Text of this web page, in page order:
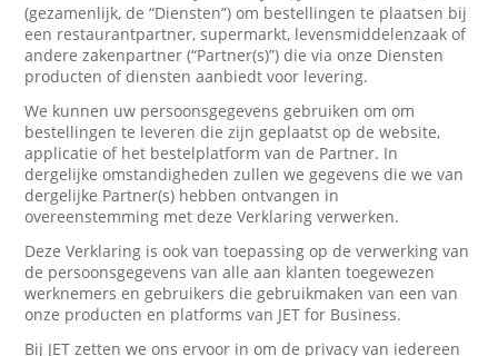
(gezamenlijk, de “Diensten”) om bestellingen te plaatsen bij
een restaurantpartner, supermarkt, levensmiddelenzaak of
andere zakenpartner (“Partner(s)”) die via onze Diensten
producten of diensten aanbiedt voor levering.
We kunnen uw persoonsgegevens gebruiken om om
bestellingen te leveren die zijn geplaatst op de website,
applicatie of het bestelplatform van de Partner. In
dergelijke omstandigheden zullen we gegevens die we van
dergelijke Partner(s) hebben ontvangen in
overeenstemming met deze Verklaring verwerken.
Deze Verklaring is ook van toepassing op de verwerking van
de persoonsgegevens van alle aan klanten toegewezen
werknemers en gebruikers die gebruikmaken van een van
onze producten en platforms van JET for Business.
Bij JET zetten we ons ervoor in om de privacy van iedereen